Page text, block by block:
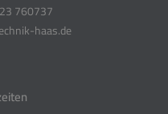
760737
haas.de